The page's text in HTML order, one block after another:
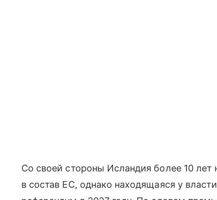
Со своей стороны Исландия более 10 лет
в состав ЕС, однако находящаяся у